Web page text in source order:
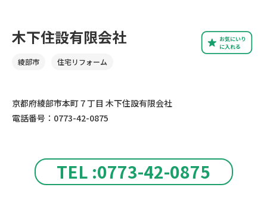
TEL :0773-42-0875
お気にいり
に入れる
木下住設有限会社
綾部市 住宅リフォーム
京都府綾部市本町７丁目 木下住設有限会社
電話番号：0773-42-0875